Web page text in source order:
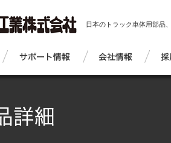
日本のトラック車体用部品